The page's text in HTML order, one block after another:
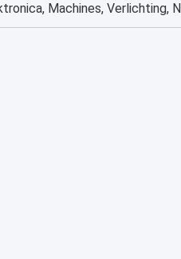
Machines, Verlichting,